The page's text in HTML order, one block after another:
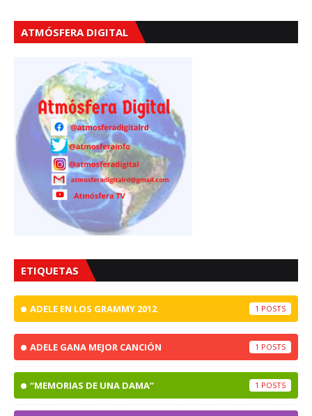
ATMÓSFERA DIGITAL
ETIQUETAS
ADELE EN LOS GRAMMY 2012 1
ADELE GANA MEJOR CANCIÓN 1
“MEMORIAS DE UNA DAMA” 1